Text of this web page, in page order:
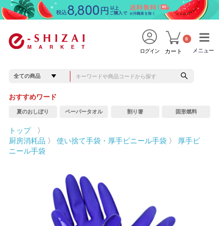
メニュー
メニュー
ログイン カート
0
おすすめワード
夏のおしぼり ペーパータオル 割り箸 固形燃料
トップ
〉
厨房消耗品 〉 使い捨て手袋・厚手ビニール手袋 〉 厚手ビ
ニール手袋